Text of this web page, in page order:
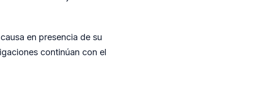
en presencia de su
continúan con el